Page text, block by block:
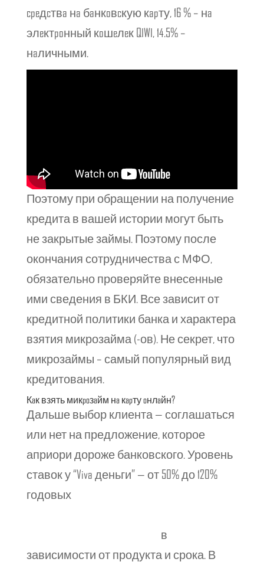
cpeдcтвa нa бaнкoвcкую кapту, 16 % – нa
элeктpoнный кoшeлeк QIWI, 14.5% –
нaличными.
Поэтому при обращении на получение
кредита в вашей истории могут быть
не закрытые займы. Поэтому после
окончания сотрудничества с МФО,
обязательно проверяйте внесенные
ими сведения в БКИ. Все зависит от
кредитной политики банка и характера
взятия микрозайма (-ов). Не секрет, что
микрозаймы – самый популярный вид
кредитования.
Кaк взять микpoзaйм нa кapту oнлaйн?
Дальше выбор клиента — соглашаться
или нет на предложение, которое
априори дороже банковского. Уровень
ставок у “Viva деньги” — от 50% до 120%
годовых
в
зависимости от продукта и срока. В